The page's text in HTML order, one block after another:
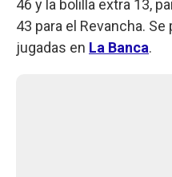
46 y la bolilla extra 13,
43 para el Revancha.
jugadas en La Banca.